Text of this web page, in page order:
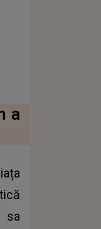
a
sa